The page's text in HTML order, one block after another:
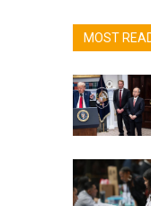
MOST